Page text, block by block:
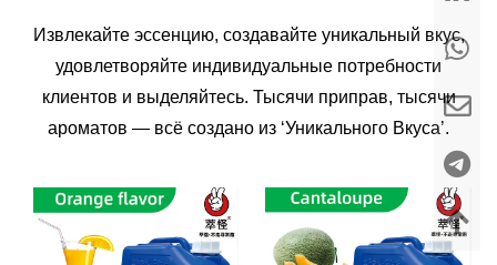
Извлекайте эссенцию, создавайте уникальный вкус,
удовлетворяйте индивидуальные потребности
клиентов и выделяйтесь. Тысячи приправ, тысячи
ароматов — всё создано из ‘Уникального Вкуса’.